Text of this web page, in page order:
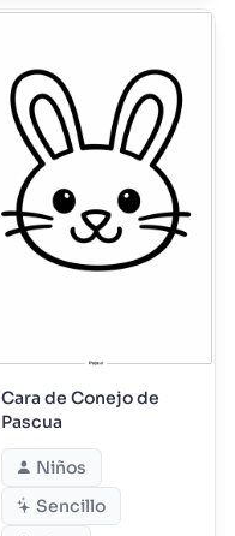
Cara de Conejo de
Pascua
Niños
Sencillo